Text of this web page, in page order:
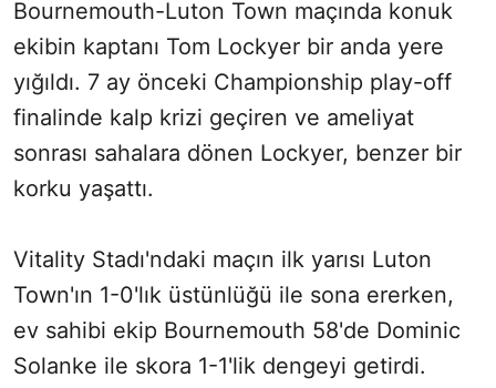
Bournemouth-Luton Town maçında konuk
ekibin kaptanı Tom Lockyer bir anda yere
yığıldı. 7 ay önceki Championship play-off
finalinde kalp krizi geçiren ve ameliyat
sonrası sahalara dönen Lockyer, benzer bir
korku yaşattı.
Vitality Stadı'ndaki maçın ilk yarısı Luton
Town'ın 1-0'lık üstünlüğü ile sona ererken,
ev sahibi ekip Bournemouth 58'de Dominic
Solanke ile skora 1-1'lik dengeyi getirdi.